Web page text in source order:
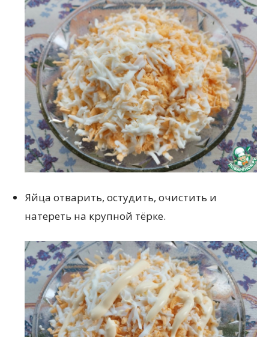
Яйца отварить, остудить, очистить и
натереть на крупной тёрке.